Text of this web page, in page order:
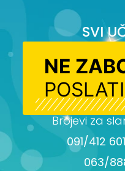
SVI
NE
Brojevi za
091/412 601
063/